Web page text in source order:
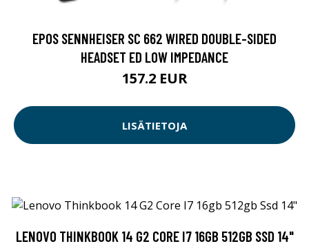
EPOS SENNHEISER SC 662 WIRED DOUBLE-SIDED
HEADSET ED LOW IMPEDANCE
157.2 EUR
LISÄTIETOJA
LENOVO THINKBOOK 14 G2 CORE I7 16GB 512GB SSD 14"